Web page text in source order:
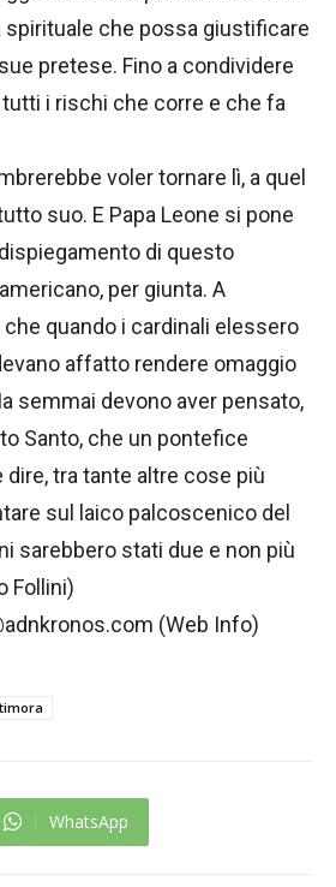
spirituale che possa giustificare
pretese. Fino a condividere
i rischi che corre e che fa
voler tornare lì, a quel
suo. E Papa Leone si pone
di questo
per giunta. A
quando i cardinali elessero
affatto rendere omaggio
semmai devono aver pensato,
Santo, che un pontefice
tra tante altre cose più
sul laico palcoscenico del
sarebbero stati due e non più
Follini)
(Web Info)
WhatsApp